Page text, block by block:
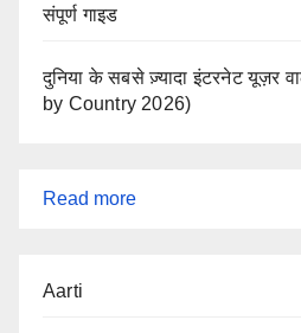
संपूर्ण गाइड
दुनिया के सबसे ज़्यादा इंटरनेट यूज़र
by Country 2026)
Read more:
Aarti